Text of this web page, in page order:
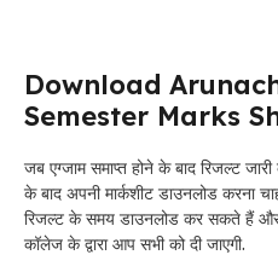
Download
Semester Marks
जब एग्जाम समाप्त होने के बाद रिजल्ट
के बाद अपनी मार्कशीट डाउनलोड करना
रिजल्ट के समय डाउनलोड कर सकते हैं
कॉलेज के द्वारा आप सभी को दी जाएगी.